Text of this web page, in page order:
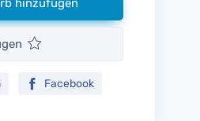
hinzufügen
Facebook